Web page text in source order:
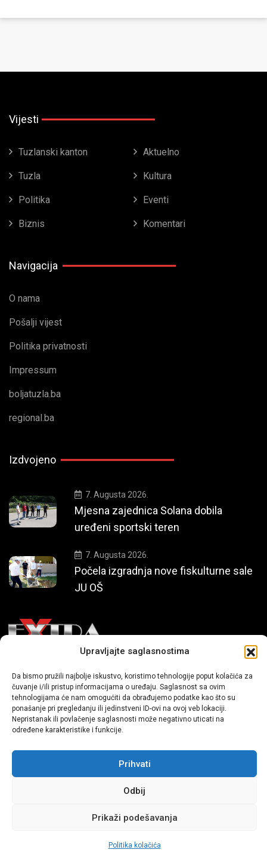
Upravljajte saglasnostima
Da bismo pružili najbolje iskustvo, koristimo tehnologije poput kolačića za
čuvanje i/ili pristup informacijama o uređaju. Saglasnost sa ovim
tehnologijama će nam omogućiti da obrađujemo podatke kao što su
ponašanje pri pregledanju ili jedinstveni ID-ovi na ovoj veb lokaciji.
Nepristanak ili povlačenje saglasnosti može negativno uticati na
određene karakteristike i funkcije.
Prihvati
Odbij
Prikaži podešavanja
Politika kolačića
Vijesti
Tuzlanski kanton Aktuelno
Tuzla Kultura
Politika Eventi
Biznis Komentari
Navigacija
O nama
Pošalji vijest
Politika privatnosti
Impressum
boljatuzla.ba
regional.ba
Izdvojeno
7. Augusta 2026.
Mjesna zajednica Solana dobila
uređeni sportski teren
7. Augusta 2026.
Počela izgradnja nove fiskulturne sale
JU OŠ
Mi smo moderni portal zabavnog karaktera koji donosi vijesti i
priče iz života, svijeta showbiza, lifestyle-a i popularne kulture.
Sva prava zadržana | extra.ba by profm.ba
Dev: www.senidh.com